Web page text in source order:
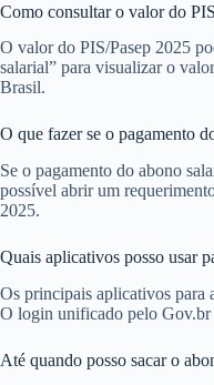
Como consultar o valor do
O valor do PIS/Pasep 2025
salarial” para visualizar o
Brasil.
O que fazer se o pagamento
Se o pagamento do abono
possível abrir um
2025.
Quais aplicativos posso usar
Os principais aplicativos para
O login unificado pelo Gov.br
Até quando posso sacar o